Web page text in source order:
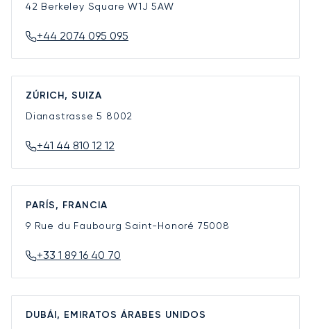
42 Berkeley SquareW1J 5AW
+44 2074 095 095
ZÚRICH, SUIZA
Dianastrasse 5 8002
+41 44 810 12 12
PARÍS, FRANCIA
9 Rue du Faubourg Saint-Honoré 75008
+33 1 89 16 40 70
DUBÁI, EMIRATOS ÁRABES UNIDOS